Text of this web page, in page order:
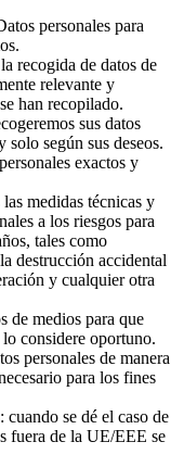
personales para
recogida de datos de
relevante y
han recopilado.
sus datos
solo según sus deseos.
exactos y
medidas técnicas y
a los riesgos para
tales como
destrucción accidental
y cualquier otra
de medios para que
considere oportuno.
personales de manera
para los fines
: cuando se dé el caso de
fuera de la UE/EEE se